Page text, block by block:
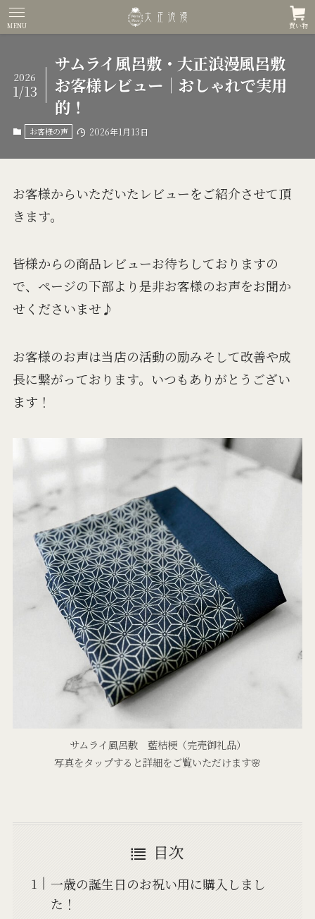
買い物
MENU
サムライ風呂敷・大正浪漫風呂敷
お客様レビュー｜おしゃれで実用
的！
2026
1/13
お客様の声 2026年1月13日
お客様からいただいたレビューをご紹介させて頂
きます。
皆様からの商品レビューお待ちしておりますの
で、ページの下部より是非お客様のお声をお聞か
せくださいませ♪
お客様のお声は当店の活動の励みそして改善や成
長に繋がっております。いつもありがとうござい
ます！
サムライ風呂敷 藍桔梗（完売御礼品）
写真をタップすると詳細をご覧いただけます🌸
目次
一歳の誕生日のお祝い用に購入しまし
た！